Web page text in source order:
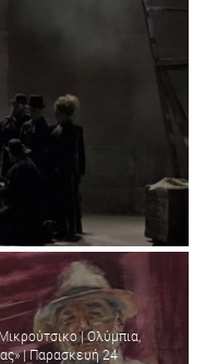
| Ολύμπια,
| Παρασκευή 24